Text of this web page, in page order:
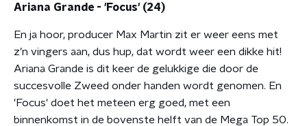
Ariana Grande - 'Focus' (24)
En ja hoor, producer Max Martin zit er weer eens met
z’n vingers aan, dus hup, dat wordt weer een dikke hit!
Ariana Grande is dit keer de gelukkige die door de
succesvolle Zweed onder handen wordt genomen. En
'Focus' doet het meteen erg goed, met een
binnenkomst in de bovenste helft van de Mega Top 50.